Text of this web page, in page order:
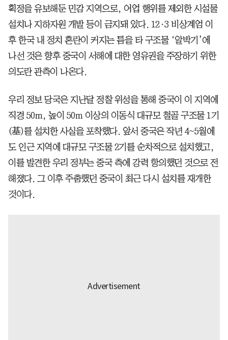
획정을 유보해둔 민감 지역으로, 어업 행위를 제외한 시설물
설치나 지하자원 개발 등이 금지돼 있다. 12·3 비상계엄 이
후 한국 내 정치 혼란이 커지는 틈을 타 구조물 ‘알박기’에
나선 것은 향후 중국이 서해에 대한 영유권을 주장하기 위한
의도란 관측이 나온다.
우리 정보 당국은 지난달 정찰 위성을 통해 중국이 이 지역에
직경 50m, 높이 50m 이상의 이동식 대규모 철골 구조물 1기
(基)를 설치한 사실을 포착했다. 앞서 중국은 작년 4~5월에
도 인근 지역에 대규모 구조물 2기를 순차적으로 설치했고,
이를 발견한 우리 정부는 중국 측에 강력 항의했던 것으로 전
해졌다. 그 이후 주춤했던 중국이 최근 다시 설치를 재개한
것이다.